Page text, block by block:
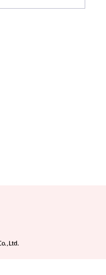
อมูลและรีวิวศัลยกรรม
ดในประเทศไทย